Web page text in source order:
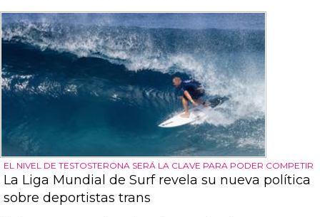
EL NIVEL DE TESTOSTERONA SERÁ LA CLAVE PARA PODER COMPETIR
La Liga Mundial de Surf revela su nueva política
sobre deportistas trans